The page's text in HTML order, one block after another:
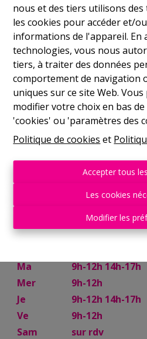
nous et des tiers utilisons
les cookies pour accéder et/
informations de l'appareil. En
technologies, vous nous
tiers, à traiter des données
comportement de navigation
uniques sur ce site Web.
modifier votre choix en bas
'cookies' ou 'paramètres des
Politique de cookies et
Accepter tous
Les cookies
Modifier les
Philippeville
Rue de France, 37
Lu
14h-17h
9h-12h 14h-17h
Je
9h-12h 14h-17h
Ve
9h-12h
10h-13h
Rue Try Joly, 7
Ma
9h-12h 14h-17h
Mer
9h-12h
Je
9h-12h 14h-17h
Ve
9h-12h
Sam
sur rdv